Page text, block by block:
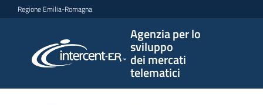
Vai al contenuto
Vai alla navigazione
Vai al footer
Regione Emilia-Romagna
Agenzia per lo
sviluppo
dei mercati
telematici
per lo
sviluppo